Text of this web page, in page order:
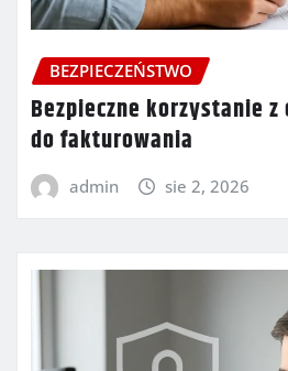
BEZPIECZEŃSTWO
Bezpieczne korzystanie
do fakturowania
admin sie 2, 2026